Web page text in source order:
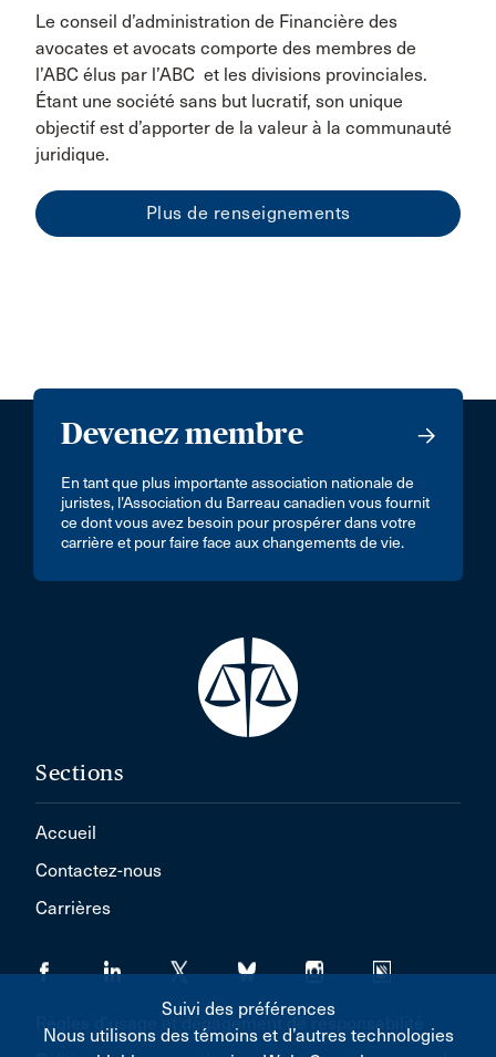
Le conseil d’administration de Financière des
avocates et avocats comporte des membres de
l’ABC élus par l’ABC et les divisions provinciales.
Étant une société sans but lucratif, son unique
objectif est d’apporter de la valeur à la communauté
juridique.
Plus de renseignements
Devenez membre
En tant que plus importante association nationale de
juristes, l’Association du Barreau canadien vous fournit
ce dont vous avez besoin pour prospérer dans votre
carrière et pour faire face aux changements de vie.
Sections
Accueil
Contactez-nous
Carrières
Règles d'usage et dégagement de responsabilité
Suivi des préférences
Nous utilisons des témoins et d’autres technologies